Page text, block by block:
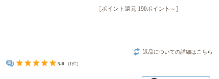
[ポイント還元 190ポイント～]
返品についての詳細はこちら
5.0 (1件)